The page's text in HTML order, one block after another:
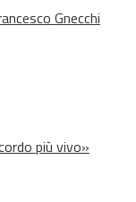
Gnecchi
più vivo»